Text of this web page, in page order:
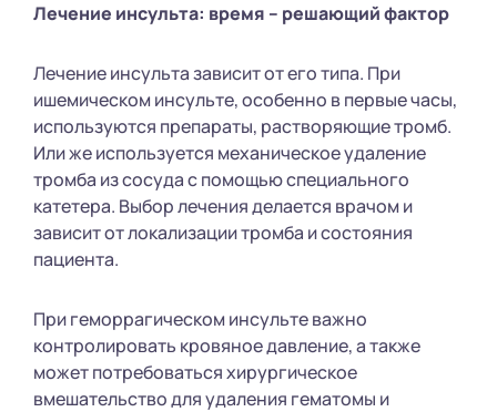
Лечение инсульта: время – решающий фактор
Лечение инсульта зависит от его типа. При
ишемическом инсульте, особенно в первые часы,
используются препараты, растворяющие тромб.
Или же используется механическое удаление
тромба из сосуда с помощью специального
катетера. Выбор лечения делается врачом и
зависит от локализации тромба и состояния
пациента.
При геморрагическом инсульте важно
контролировать кровяное давление, а также
может потребоваться хирургическое
вмешательство для удаления гематомы и